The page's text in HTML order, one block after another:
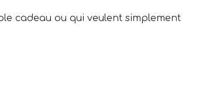
cadeau ou qui veulent simplement